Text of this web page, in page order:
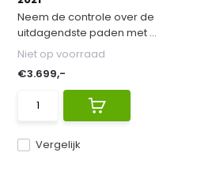
Neem de controle over de
uitdagendste paden met ...
Vergelijk
Niet op voorraad
€3.699,-